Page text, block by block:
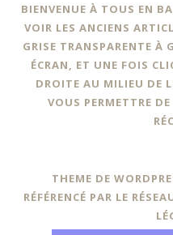
BIENVENUE À TOUS EN
VOIR LES ANCIENS
GRISE TRANSPARENTE À
ÉCRAN, ET UNE FOIS
DROITE AU MILIEU DE
VOUS PERMETTRE
THEME DE
RÉFÉRENCÉ PAR LE